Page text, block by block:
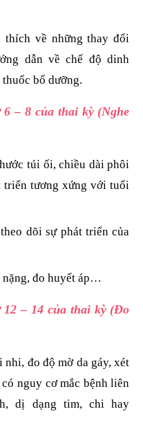
về những thay đổi
dẫn về chế độ dinh
bổ dưỡng.
– 8 của thai kỳ (Nghe
túi ối, chiều dài phôi
triển tương xứng với tuổi
dõi sự phát triển của
nặng, đo huyết áp…
– 14 của thai kỳ (Đo
đo độ mờ da gáy, xét
nguy cơ mắc bệnh liên
dị dạng tim, chi hay